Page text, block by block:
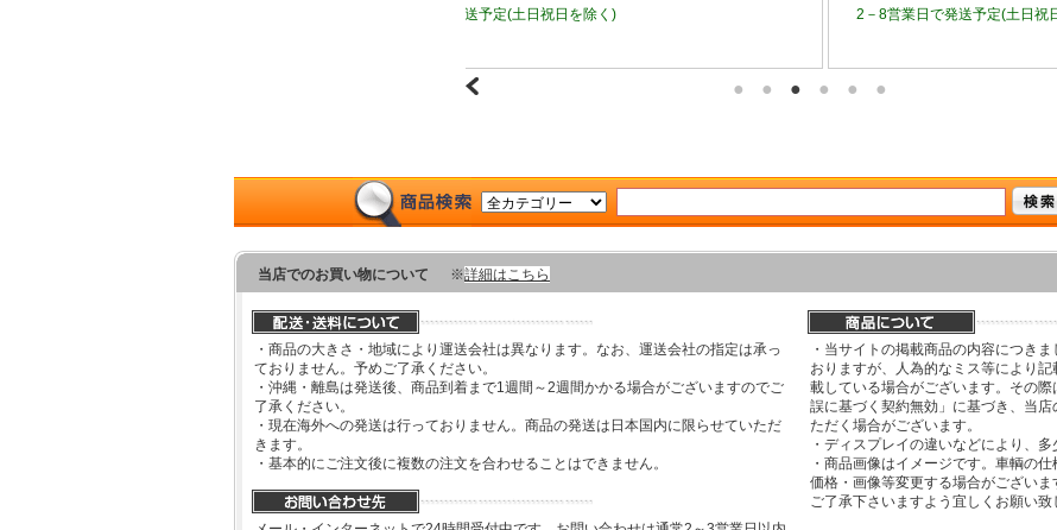
2－8営業日で発送予定 (土日祝日を除く)
当店でのお買い物について ※詳細はこちら
・商品の大きさ・地域により運送会社は異なります。なお、運送会社の指定は承っ
ておりません。予めご了承ください。
・沖縄・離島は発送後、商品到着まで1週間～2週間かかる場合がございますのでご
了承ください。
・現在海外への発送は行っておりません。商品の発送は日本国内に限らせていただ
きます。
・基本的にご注文後に複数の注文を合わせることはできません。
・当サイトの掲載商品の内容につき
おりますが、人為的なミス等により
載している場合がございます。その
誤に基づく契約無効」に基づき、当
ただく場合がございます。
・ディスプレイの違いなどにより、
・商品画像はイメージです。車輌の
価格・画像等変更する場合がございま
ご了承下さいますよう宜しくお願い致